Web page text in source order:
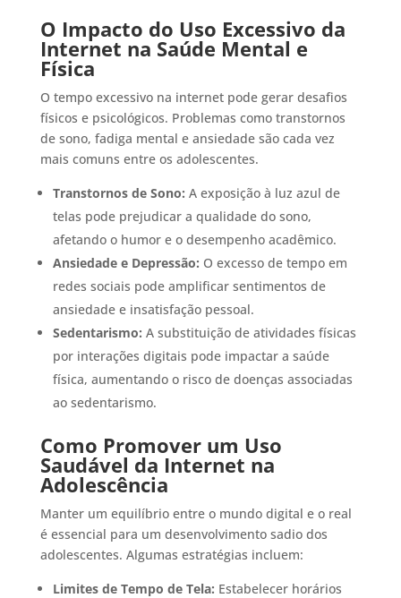
O Impacto do Uso Excessivo da
Internet na Saúde Mental e
Física
O tempo excessivo na internet pode gerar desafios
físicos e psicológicos. Problemas como transtornos
de sono, fadiga mental e ansiedade são cada vez
mais comuns entre os adolescentes.
Transtornos de Sono: A exposição à luz azul de
telas pode prejudicar a qualidade do sono,
afetando o humor e o desempenho acadêmico.
Ansiedade e Depressão: O excesso de tempo em
redes sociais pode amplificar sentimentos de
ansiedade e insatisfação pessoal.
Sedentarismo: A substituição de atividades físicas
por interações digitais pode impactar a saúde
física, aumentando o risco de doenças associadas
ao sedentarismo.
Como Promover um Uso
Saudável da Internet na
Adolescência
Manter um equilíbrio entre o mundo digital e o real
é essencial para um desenvolvimento sadio dos
adolescentes. Algumas estratégias incluem:
Limites de Tempo de Tela: Estabelecer horários